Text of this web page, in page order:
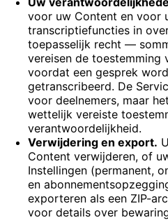
voor uw Content en voor
transcriptiefuncties in
toepasselijk recht —
vereisen de toestemming
voordat een gesprek
getranscribeerd. De
voor deelnemers, maar
wettelijk vereiste
verantwoordelijkheid.
Verwijdering en export.
Content verwijderen, of
Instellingen (permanent,
en
exporteren als een ZIP-
voor details over